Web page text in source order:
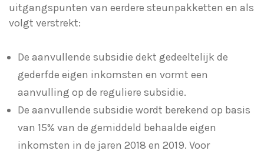
uitgangspunten van eerdere steunpakketten en als
volgt verstrekt:
De aanvullende subsidie dekt gedeeltelijk de
gederfde eigen inkomsten en vormt een
aanvulling op de reguliere subsidie.
De aanvullende subsidie wordt berekend op basis
van 15% van de gemiddeld behaalde eigen
inkomsten in de jaren 2018 en 2019. Voor